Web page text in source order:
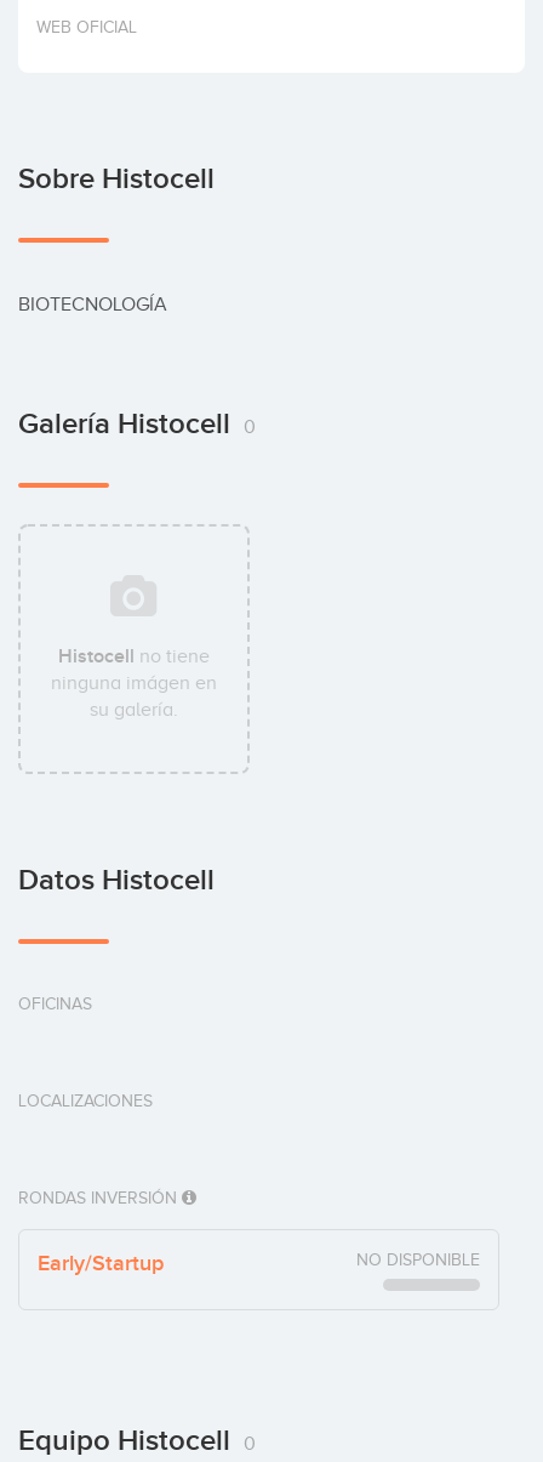
Invertir
WEB OFICIAL
Sobre Histocell
BIOTECNOLOGÍA
Galería Histocell 0
Histocell no tiene
ninguna imágen en
su galería.
Datos Histocell
OFICINAS
LOCALIZACIONES
RONDAS INVERSIÓN
Early/Startup NO DISPONIBLE
Equipo Histocell 0